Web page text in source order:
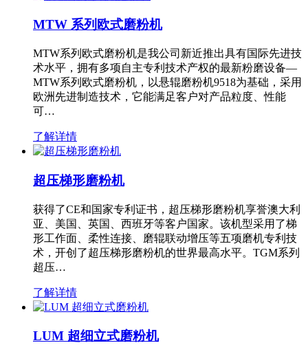
MTW 系列欧式磨粉机
MTW系列欧式磨粉机是我公司新近推出具有国际先进技
术水平，拥有多项自主专利技术产权的最新粉磨设备—
MTW系列欧式磨粉机，以悬辊磨粉机9518为基础，采用
欧洲先进制造技术，它能满足客户对产品粒度、性能
可…
了解详情
超压梯形磨粉机
获得了CE和国家专利证书，超压梯形磨粉机享誉澳大利
亚、美国、英国、西班牙等客户国家。该机型采用了梯
形工作面、柔性连接、磨辊联动增压等五项磨机专利技
术，开创了超压梯形磨粉机的世界最高水平。TGM系列
超压…
了解详情
LUM 超细立式磨粉机